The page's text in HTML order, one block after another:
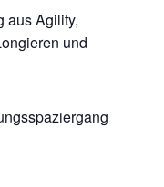
aus Agility,
und